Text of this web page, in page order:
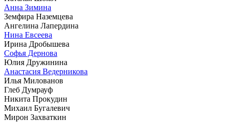
Анна Зимина
Земфира Наземцева
Ангелина Лапердина
Нина Евсеева
Ирина Дробышева
Софья Дернова
Юлия Дружинина
Анастасия Ведерникова
Илья Милованов
Глеб Думрауф
Никита Прокудин
Михаил Бугалевич
Мирон Захваткин